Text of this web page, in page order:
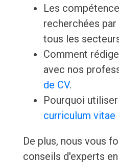
Les
recherchées
tous les
Comment
avec nos
de CV.
Pourquoi utiliser
curriculum vitae
De plus, nous vous
conseils d'experts